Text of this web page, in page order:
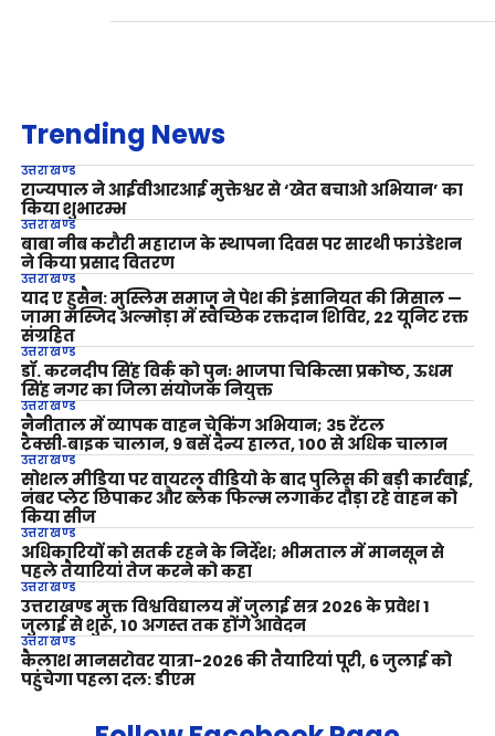
Trending News
उत्तराखण्ड
राज्यपाल ने आईवीआरआई मुक्तेश्वर से ‘खेत बचाओ अभियान’ का
किया शुभारम्भ
उत्तराखण्ड
बाबा नीब करौरी महाराज के स्थापना दिवस पर सारथी फाउंडेशन
ने किया प्रसाद वितरण
उत्तराखण्ड
याद ए हुसैन: मुस्लिम समाज ने पेश की इंसानियत की मिसाल —
जामा मस्जिद अल्मोड़ा में स्वैच्छिक रक्तदान शिविर, 22 यूनिट रक्त
संग्रहित
उत्तराखण्ड
डॉ. करनदीप सिंह विर्क को पुनः भाजपा चिकित्सा प्रकोष्ठ, ऊधम
सिंह नगर का जिला संयोजक नियुक्त
उत्तराखण्ड
नैनीताल में व्यापक वाहन चेकिंग अभियान; 35 रेंटल
टैक्सी‑बाइक चालान, 9 बसें दैन्य हालत, 100 से अधिक चालान
उत्तराखण्ड
सोशल मीडिया पर वायरल वीडियो के बाद पुलिस की बड़ी कार्रवाई,
नंबर प्लेट छिपाकर और ब्लैक फिल्म लगाकर दौड़ा रहे वाहन को
किया सीज
उत्तराखण्ड
अधिकारियों को सतर्क रहने के निर्देश; भीमताल में मानसून से
पहले तैयारियां तेज करने को कहा
उत्तराखण्ड
उत्तराखण्ड मुक्त विश्वविद्यालय में जुलाई सत्र 2026 के प्रवेश 1
जुलाई से शुरू, 10 अगस्त तक होंगे आवेदन
उत्तराखण्ड
कैलाश मानसरोवर यात्रा-2026 की तैयारियां पूरी, 6 जुलाई को
पहुंचेगा पहला दल: डीएम